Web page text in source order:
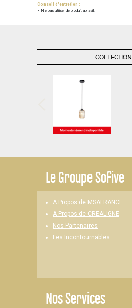
Conseil d'entretien :
Ne pas utiliser de produit abrasif.
COLLECTION
LeGroupe Sofive
A Propos de MSAFRANCE
A Propos de CREALIGNE
Nos Partenaires
Les Incontournables
Nos Services